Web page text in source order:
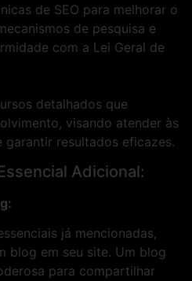
de SEO para melhorar o
de pesquisa e
com a Lei Geral de
detalhados que
visando atender às
garantir resultados eficazes.
Adicional:
já mencionadas,
blog em seu site. Um blog
para compartilhar